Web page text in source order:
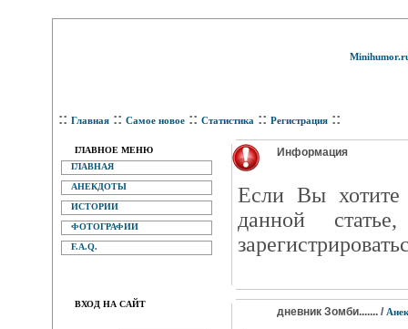
:: Главная :: Самое новое :: Статистика :: Регистрация ::
ГЛАВНОЕ МЕНЮ
ГЛАВНАЯ
АНЕКДОТЫ
ИСТОРИИ
ФОТОГРАФИИ
F.A.Q.
ВХОД НА САЙТ
Информация
Eсли Вы хотите
данной
дневник Зомби....... /